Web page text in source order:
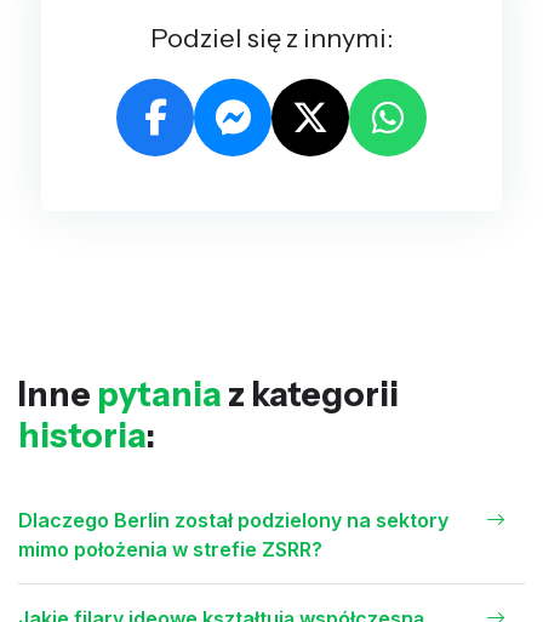
Podziel się z innymi:
Inne pytania z kategorii
historia:
Dlaczego Berlin został podzielony na sektory
mimo położenia w strefie ZSRR?